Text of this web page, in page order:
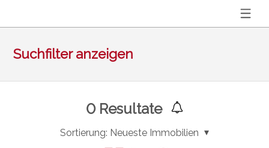
Suchfilter anzeigen
0Resultate
Sortierung: Neueste Immobilien